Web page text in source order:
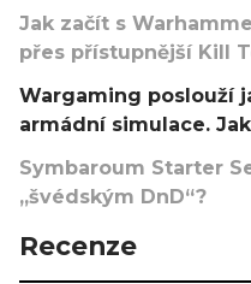
Jak začít s
přes přístupnější Kill
Wargaming poslouží
armádní simulace.
Symbaroum Starter
„švédským DnD“?
Recenze